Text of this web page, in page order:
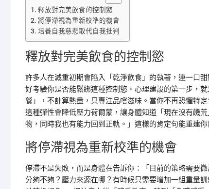
釋放對完美飲食的控制慾
將停滯視為重新校準的機會
培養自我慈悲取代自我批判
釋放對完美飲食的控制慾
許多人在減重初期會陷入「乾淨飲食」的執著，連一口
好考驗你是否能鬆綁這種控制慾。心理建設的第一步，
餐」，不計算熱量，只專注品嚐滋味。當你不再恐懼特
這種彈性會降低壓力荷爾蒙，讓身體知道「現在沒有饑
物，同時我也有能力回到正軌。」這樣的肯定句能重建
將停滯視為重新校準的機會
停滯不是失敗，而是身體在告訴你：「目前的策略需要
分夠不夠？壓力來源在哪？有時候只需要增加一組重量